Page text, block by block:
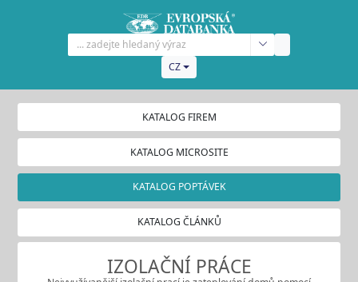
CZ
KATALOG FIREM
KATALOG MICROSITE
KATALOG POPTÁVEK
KATALOG ČLÁNKŮ
IZOLAČNÍ PRÁCE